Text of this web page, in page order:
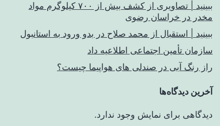
ببینید | تصاویری از کشف بیش از ۷۰۰ کیلوگرم مواد
مخدر در خراسان رضوی
ببینید | استقبال از محمد صلاح در بدو ورود به استانبول
سازمان تأمین اجتماعی اطلاعیه داد
راز رنگ آبی در صندلی های هواپیما چیست؟
آخرین دیدگاه‌ها
دیدگاهی برای نمایش وجود ندارد.